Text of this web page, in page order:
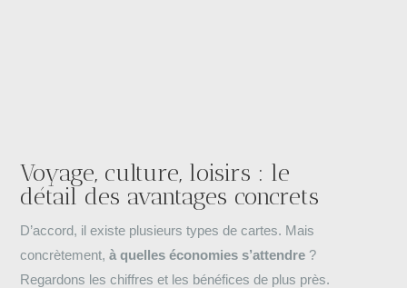
Voyage, culture, loisirs : le
détail des avantages concrets
D’accord, il existe plusieurs types de cartes. Mais
concrètement,à quelles économies s’attendre ?
Regardons les chiffres et les bénéfices de plus près.